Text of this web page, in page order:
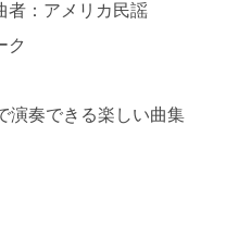
：アメリカ民謡
ク
演奏できる楽しい曲集